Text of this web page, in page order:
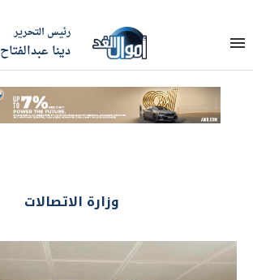
رئيس التحرير
دينا عبدالفتاح
وزارة الاتصالات